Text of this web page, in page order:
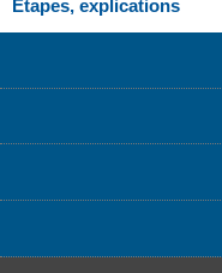
Étapes, explications